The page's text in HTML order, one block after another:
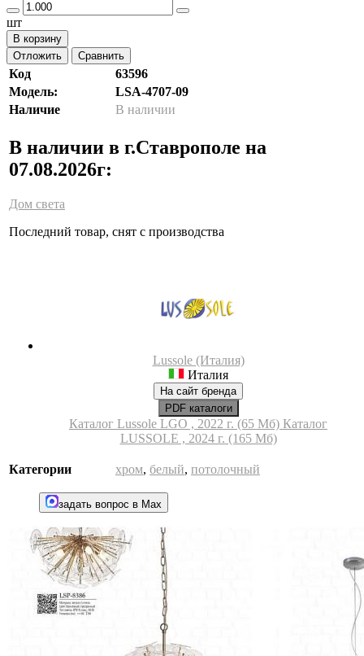
шт
В корзину
Отложить
Сравнить
Код
63596
Модель:
LSA-4707-09
Наличие
В наличии
В наличии в г.Ставрополе на
07.08.2026г:
Дом света
Последний товар, снят с производства
Lussole (Италия)
Италия
На сайт бренда
PDF каталоги
Каталог Lussole LGO , 2022 г. (65 Мб) Каталог
LUSSOLE , 2024 г. (165 Мб)
Категории хром, белый, потолочный
задать вопрос в Max